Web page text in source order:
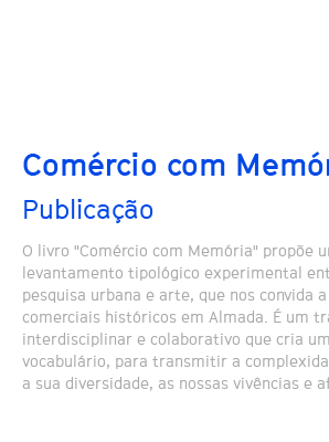
Comércio com
Publicação
O livro "Comércio com Memória" propõe
levantamento tipológico experimental
pesquisa urbana e arte, que nos convida
comerciais históricos em Almada. É um
interdisciplinar e colaborativo que cria
vocabulário, para transmitir a
a sua diversidade, as nossas vivências e